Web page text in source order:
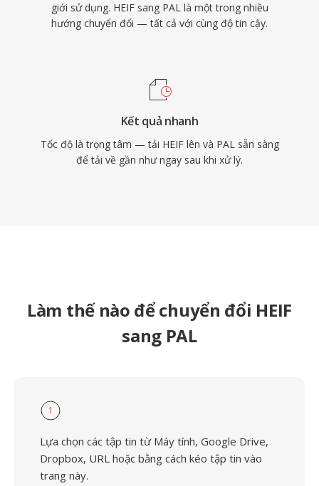
giới sử dụng. HEIF sang PAL là một trong nhiều
hướng chuyển đổi — tất cả với cùng độ tin cậy.
Kết quả nhanh
Tốc độ là trọng tâm — tải HEIF lên và PAL sẵn sàng
để tải về gần như ngay sau khi xử lý.
Làm thế nào để chuyển đổi HEIF
sang PAL
1
Lựa chọn các tập tin từ Máy tính, Google Drive,
Dropbox, URL hoặc bằng cách kéo tập tin vào
trang này.